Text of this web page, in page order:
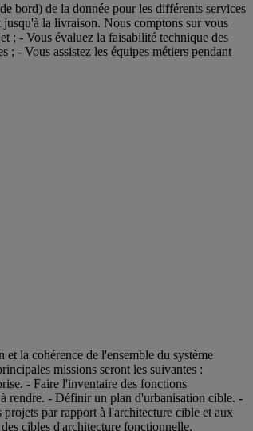
bord) de la donnée pour les différents services
jusqu'à la livraison. Nous comptons sur vous
; - Vous évaluez la faisabilité technique des
- Vous assistez les équipes métiers pendant
la cohérence de l'ensemble du système
missions seront les suivantes :
- Faire l'inventaire des fonctions
rendre. - Définir un plan d'urbanisation cible. -
par rapport à l'architecture cible et aux
cibles d'architecture fonctionnelle,